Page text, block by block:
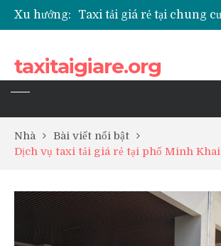
Xu hướng:
taxitaigiare.org
Nhà
Bài viết nổi bật
Dịch vụ taxi tải giá rẻ tại phố Minh Khai